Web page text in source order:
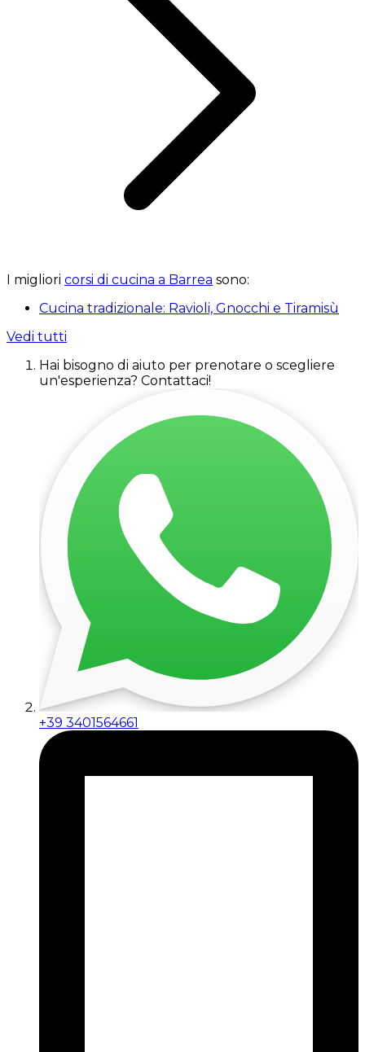
I migliori corsi di cucina a Barrea sono:
Cucina tradizionale: Ravioli, Gnocchi e Tiramisù
Vedi tutti
Hai bisogno di aiuto per prenotare o scegliere
un'esperienza? Contattaci!
+39 3401564661